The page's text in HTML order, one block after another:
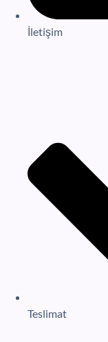
İletişim
Teslimat